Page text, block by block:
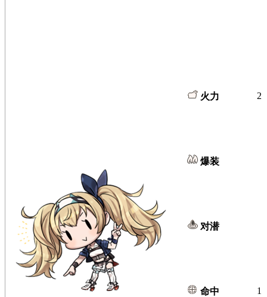
火力 2
爆装
对潜
命中 1